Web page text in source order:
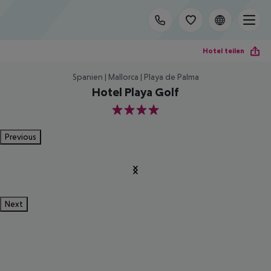
Hotel teilen
Spanien | Mallorca | Playa de Palma
Hotel Playa Golf
4
Previous
Next